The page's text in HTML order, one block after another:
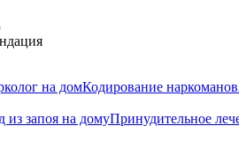
на домКодирование наркоманов
из запоя на домуПринудительное